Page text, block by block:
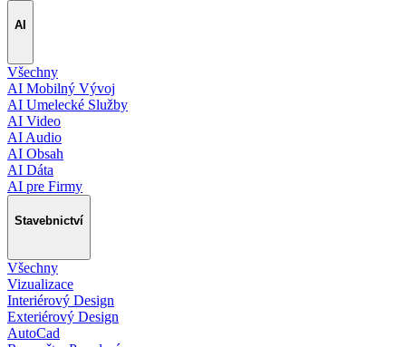
AI
Všechny
AI Mobilný Vývoj
AI Umelecké Služby
AI Video
AI Audio
AI Obsah
AI Dáta
AI pre Firmy
Stavebnictví
Všechny
Vizualizace
Interiérový Design
Exteriérový Design
AutoCad